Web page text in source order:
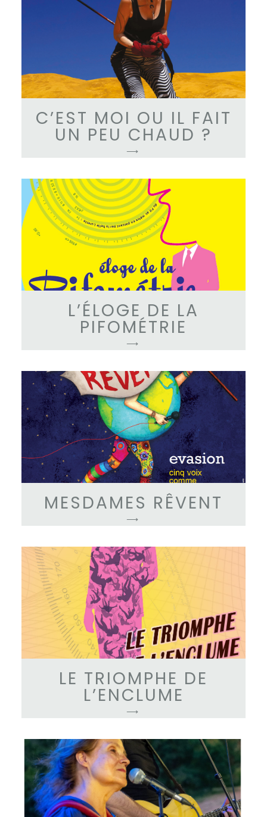
C’EST MOI OU IL FAIT
UN PEU CHAUD ?
⟶
L’ÉLOGE DE LA
PIFOMÉTRIE
⟶
MESDAMES RÊVENT
⟶
LE TRIOMPHE DE
L’ENCLUME
⟶